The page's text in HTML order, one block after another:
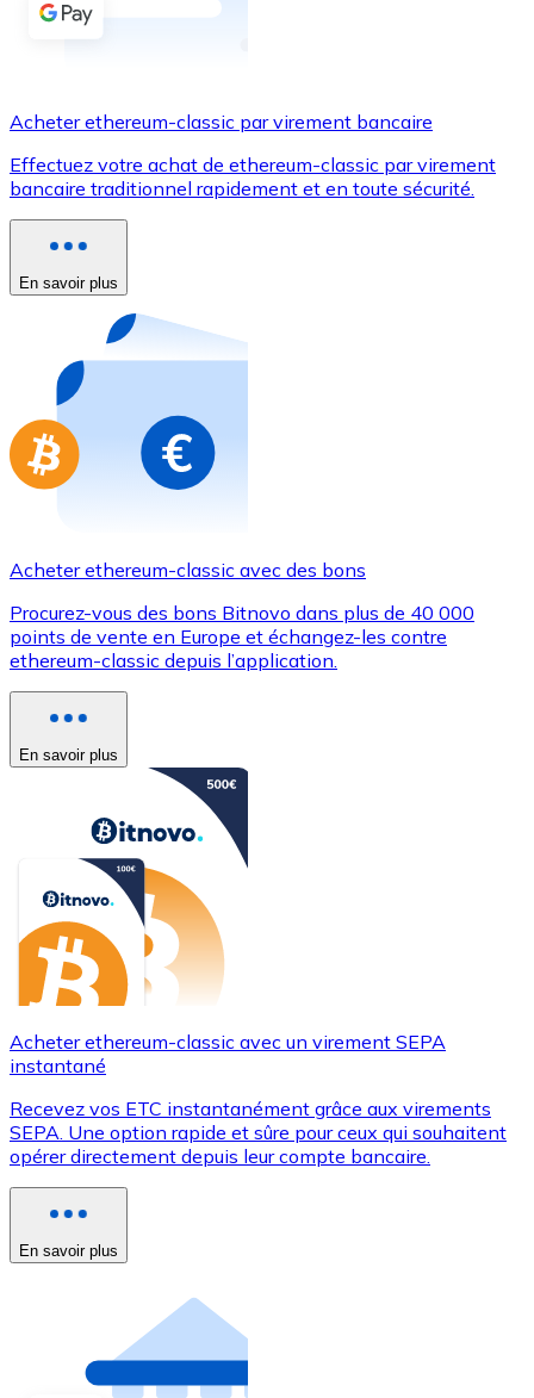
Virement SEPA
Utilisez les cartes Visa et Mastercard pour acheter
Acheter avec carte
Nouveau
Achetez des cartes-cadeaux de vos marques
Aller à la boutique de cartes-cadeaux
Acheter ethereum-classic par virement bancaire
Effectuez votre achat de ethereum-classic par virement
bancaire traditionnel rapidement et en toute sécurité.
En savoir plus
Acheter ethereum-classic avec des bons
Procurez-vous des bons Bitnovo dans plus de 40 000
points de vente en Europe et échangez-les contre
ethereum-classic depuis l’application.
En savoir plus
Acheter ethereum-classic avec un virement SEPA
instantané
Recevez vos ETC instantanément grâce aux virements
SEPA. Une option rapide et sûre pour ceux qui souhaitent
opérer directement depuis leur compte bancaire.
En savoir plus